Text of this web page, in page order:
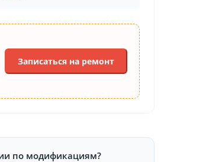
Записаться на ремонт
по модификациям?